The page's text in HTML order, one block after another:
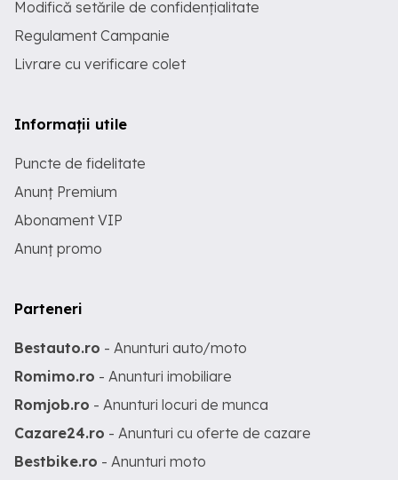
Modifică setările de confidențialitate
Regulament Campanie
Livrare cu verificare colet
Informații utile
Puncte de fidelitate
Anunț Premium
Abonament VIP
Anunț promo
Parteneri
Bestauto.ro - Anunturi auto/moto
Romimo.ro - Anunturi imobiliare
Romjob.ro - Anunturi locuri de munca
Cazare24.ro - Anunturi cu oferte de cazare
Bestbike.ro - Anunturi moto